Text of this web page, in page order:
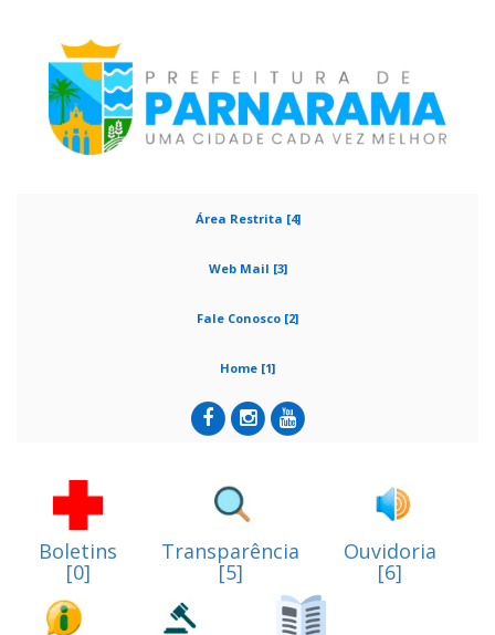
Área Restrita [4]
Web Mail [3]
Fale Conosco [2]
Home [1]
Boletins
[0]
Transparência
[5]
Ouvidoria
[6]